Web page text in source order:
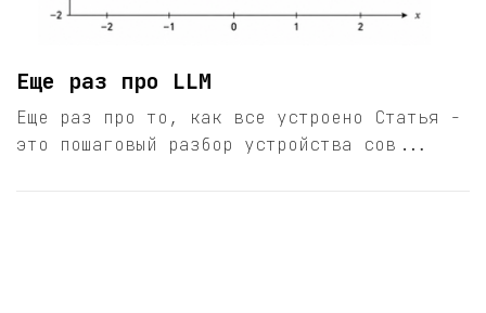
Еще раз про LLM
Еще раз про то, как все устроено Статья -
это пошаговый разбор устройства сов...